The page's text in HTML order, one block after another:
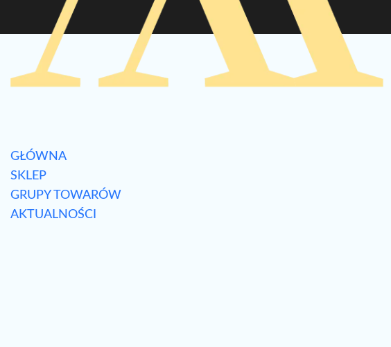
GŁÓWNA
SKLEP
GRUPY TOWARÓW
AKTUALNOŚCI